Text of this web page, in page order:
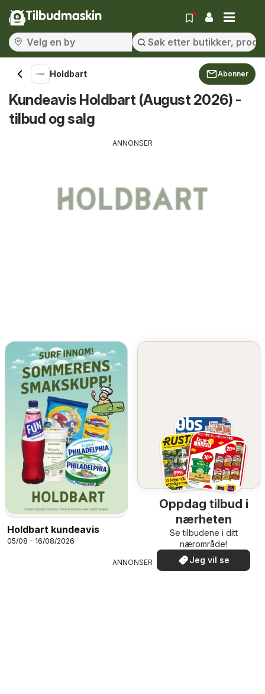
Tilbudmaskin
Holdbart Abonner
Kundeavis Holdbart (August 2026) -
tilbud og salg
ANNONSER
Holdbart kundeavis
05/08 - 16/08/2026
Oppdag tilbud i
nærheten
Se tilbudene i ditt
nærområde!
Jeg vil se
ANNONSER